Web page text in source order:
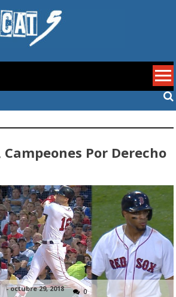
Campeones Por Derecho
-octubre 29, 2018 0